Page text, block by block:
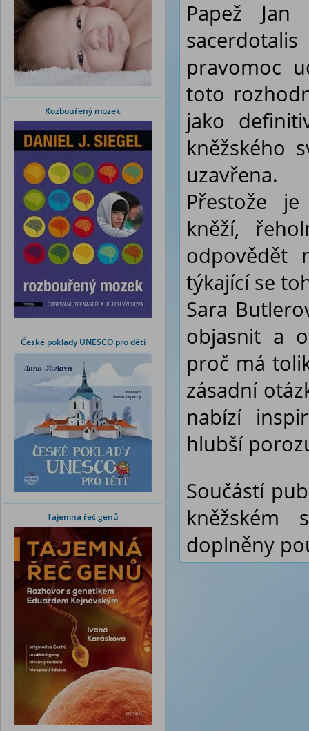
Rozbouřený mozek
České poklady UNESCO pro děti
Tajemná řeč genů
Papež
sacerdotalis
pravomoc
toto
jako
kněžského
uzavřena.
Přestože
kněží,
odpovědět
týkající se
Sara
objasnit a
proč má
zásadní
nabízí
hlubší
Součástí
kněžském
doplněny